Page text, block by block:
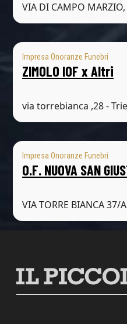
VIA DI CAMPO
Impresa Onoranze Funebri
ZIMOLO IOF x Altri
via torrebianca ,28 -
Impresa Onoranze Funebri
O.F. NUOVA SAN
VIA TORRE BIANCA 37/